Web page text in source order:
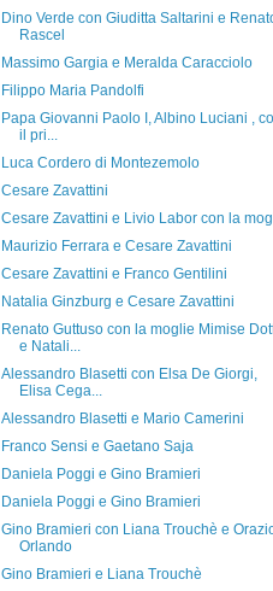
Dino Verde con Giuditta Saltarini e
Rascel
Massimo Gargia e Meralda Caracciolo
Filippo Maria Pandolfi
Papa Giovanni Paolo I, Albino Luciani ,
il pri...
Luca Cordero di Montezemolo
Cesare Zavattini
Cesare Zavattini e Livio Labor con la
Maurizio Ferrara e Cesare Zavattini
Cesare Zavattini e Franco Gentilini
Natalia Ginzburg e Cesare Zavattini
Renato Guttuso con la moglie Mimise
e Natali...
Alessandro Blasetti con Elsa De Giorgi,
Elisa Cega...
Alessandro Blasetti e Mario Camerini
Franco Sensi e Gaetano Saja
Daniela Poggi e Gino Bramieri
Daniela Poggi e Gino Bramieri
Gino Bramieri con Liana Trouchè e
Orlando
Gino Bramieri e Liana Trouchè